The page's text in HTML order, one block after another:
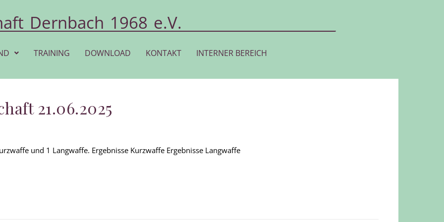
Dernbach 1968 e.V.
TRAINING DOWNLOAD KONTAKT INTERNER BEREICH
21.06.2025
und 1 Langwaffe. Ergebnisse Kurzwaffe Ergebnisse Langwaffe